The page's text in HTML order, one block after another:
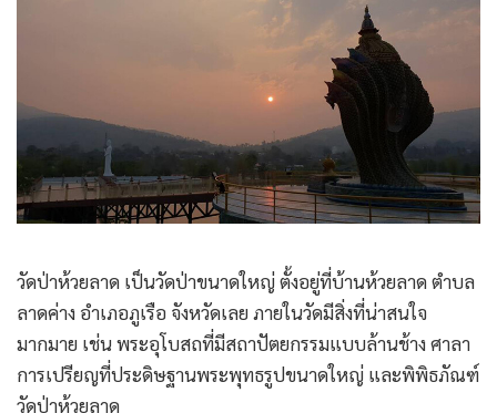
วัดป่าห้วยลาด เป็นวัดป่าขนาดใหญ่ ตั้งอยู่ที่บ้านห้วยลาด ตำบล
ลาดค่าง อำเภอภูเรือ จังหวัดเลย ภายในวัดมีสิ่งที่น่าสนใจ
มากมาย เช่น พระอุโบสถที่มีสถาปัตยกรรมแบบล้านช้าง ศาลา
การเปรียญที่ประดิษฐานพระพุทธรูปขนาดใหญ่ และพิพิธภัณฑ์
วัดป่าห้วยลาด